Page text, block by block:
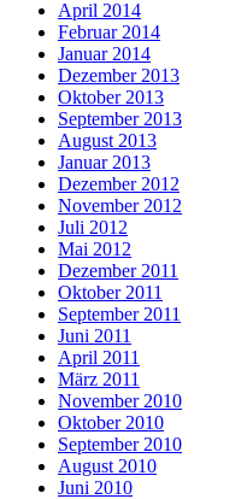
April 2014
Februar 2014
Januar 2014
Dezember 2013
Oktober 2013
September 2013
August 2013
Januar 2013
Dezember 2012
November 2012
Juli 2012
Mai 2012
Dezember 2011
Oktober 2011
September 2011
Juni 2011
April 2011
März 2011
November 2010
Oktober 2010
September 2010
August 2010
Juni 2010